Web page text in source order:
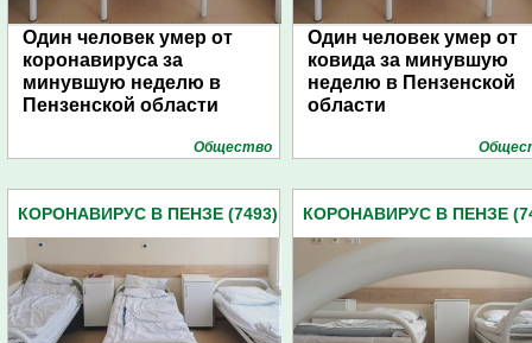
Один человек умер от
коронавируса за
минувшую неделю в
Пензенской области
Общество
Один человек умер от
ковида за минувшую
неделю в Пензенской
области
КОРОНАВИРУС В ПЕНЗЕ (7493) КОРОНАВИРУС В ПЕНЗЕ